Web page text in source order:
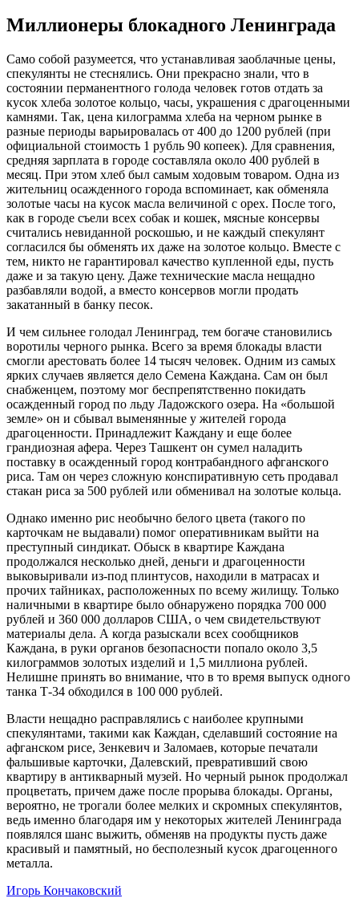
Миллионеры блокадного Ленинграда
Само собой разумеется, что устанавливая заоблачные цены,
спекулянты не стеснялись. Они прекрасно знали, что в
состоянии перманентного голода человек готов отдать за
кусок хлеба золотое кольцо, часы, украшения с драгоценными
камнями. Так, цена килограмма хлеба на черном рынке в
разные периоды варьировалась от 400 до 1200 рублей (при
официальной стоимость 1 рубль 90 копеек). Для сравнения,
средняя зарплата в городе составляла около 400 рублей в
месяц. При этом хлеб был самым ходовым товаром. Одна из
жительниц осажденного города вспоминает, как обменяла
золотые часы на кусок масла величиной с орех. После того,
как в городе съели всех собак и кошек, мясные консервы
считались невиданной роскошью, и не каждый спекулянт
согласился бы обменять их даже на золотое кольцо. Вместе с
тем, никто не гарантировал качество купленной еды, пусть
даже и за такую цену. Даже технические масла нещадно
разбавляли водой, а вместо консервов могли продать
закатанный в банку песок.
И чем сильнее голодал Ленинград, тем богаче становились
воротилы черного рынка. Всего за время блокады власти
смогли арестовать более 14 тысяч человек. Одним из самых
ярких случаев является дело Семена Каждана. Сам он был
снабженцем, поэтому мог беспрепятственно покидать
осажденный город по льду Ладожского озера. На «большой
земле» он и сбывал выменянные у жителей города
драгоценности. Принадлежит Каждану и еще более
грандиозная афера. Через Ташкент он сумел наладить
поставку в осажденный город контрабандного афганского
риса. Там он через сложную конспиративную сеть продавал
стакан риса за 500 рублей или обменивал на золотые кольца.
Однако именно рис необычно белого цвета (такого по
карточкам не выдавали) помог оперативникам выйти на
преступный синдикат. Обыск в квартире Каждана
продолжался несколько дней, деньги и драгоценности
выковыривали из-под плинтусов, находили в матрасах и
прочих тайниках, расположенных по всему жилищу. Только
наличными в квартире было обнаружено порядка 700 000
рублей и 360 000 долларов США, о чем свидетельствуют
материалы дела. А когда разыскали всех сообщников
Каждана, в руки органов безопасности попало около 3,5
килограммов золотых изделий и 1,5 миллиона рублей.
Нелишне принять во внимание, что в то время выпуск одного
танка Т-34 обходился в 100 000 рублей.
Власти нещадно расправлялись с наиболее крупными
спекулянтами, такими как Каждан, сделавший состояние на
афганском рисе, Зенкевич и Заломаев, которые печатали
фальшивые карточки, Далевский, превративший свою
квартиру в антикварный музей. Но черный рынок продолжал
процветать, причем даже после прорыва блокады. Органы,
вероятно, не трогали более мелких и скромных спекулянтов,
ведь именно благодаря им у некоторых жителей Ленинграда
появлялся шанс выжить, обменяв на продукты пусть даже
красивый и памятный, но бесполезный кусок драгоценного
металла.
Игорь Кончаковский